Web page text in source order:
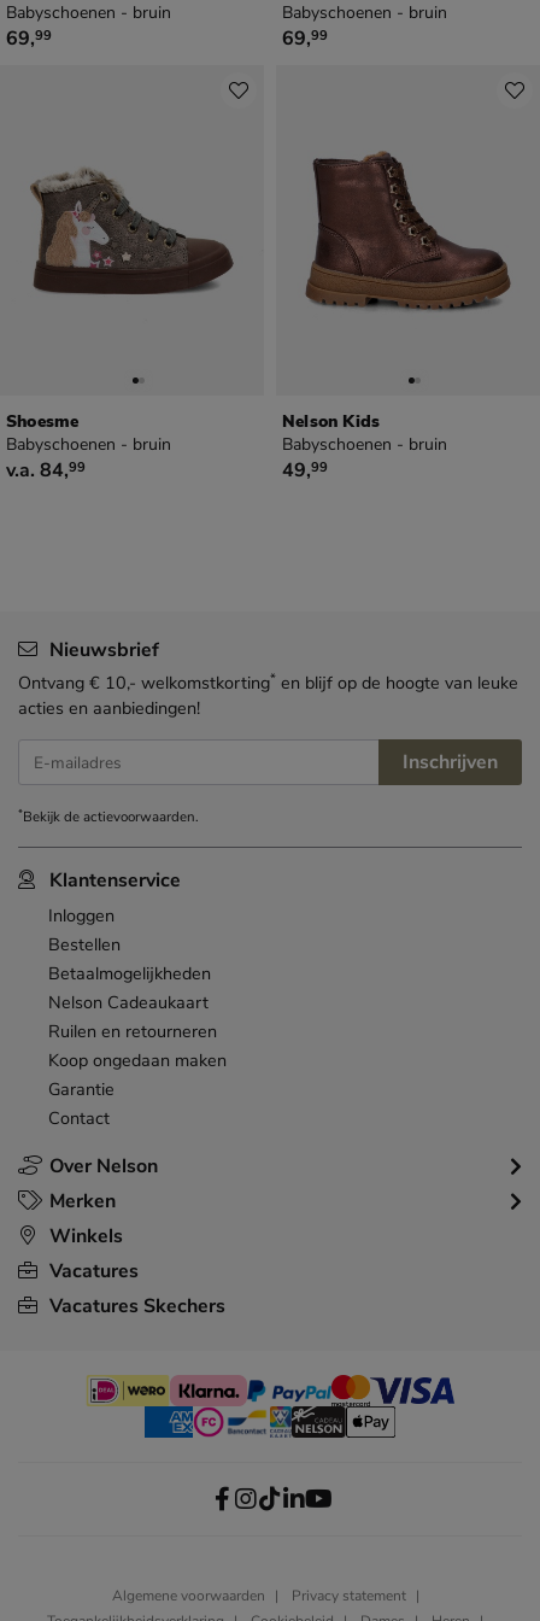
Babyschoenen - bruin
€ 69,99
69,99
Babyschoenen - bruin
€ 69,99
69,99
Shoesme
Babyschoenen - bruin
vanaf € 84,99
v.a. 84,99
Nelson Kids
Babyschoenen - bruin
€ 49,99
49,99
Over Nelson
Klantenservice
Inloggen
Bestellen
Betaalmogelijkheden
Nelson Cadeaukaart
Ruilen en retourneren
Koop ongedaan maken
Garantie
Contact
Merken
Winkels
Vacatures
Vacatures Skechers
Nieuwsbrief
Ontvang € 10,- welkomstkorting* en blijf op de hoogte van leuke
acties en aanbiedingen!
E-mailadres Inschrijven
*Bekijk deactievoorwaarden.
Algemene voorwaarden
Privacy statement